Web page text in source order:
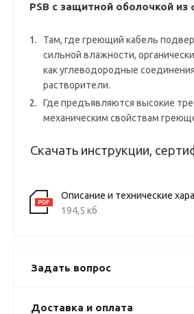
PSB с защитной оболочкой
Там, где греющий кабель
сильной влажности,
как углеводородные
растворители.
Где предъявляются высокие
механическим свойствам
Скачать инструкции,
Описание и технические
194,5 кб
Задать вопрос
Доставка и оплата